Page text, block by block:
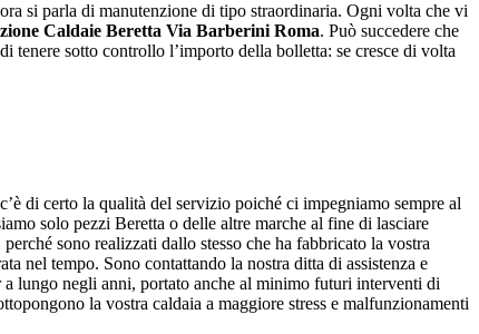
si parla di manutenzione di tipo straordinaria. Ogni volta che vi
Caldaie Beretta Via Barberini Roma. Può succedere che
tenere sotto controllo l’importo della bolletta: se cresce di volta
di certo la qualità del servizio poiché ci impegniamo sempre al
solo pezzi Beretta o delle altre marche al fine di lasciare
sono realizzati dallo stesso che ha fabbricato la vostra
nel tempo. Sono contattando la nostra ditta di assistenza e
lungo negli anni, portato anche al minimo futuri interventi di
la vostra caldaia a maggiore stress e malfunzionamenti